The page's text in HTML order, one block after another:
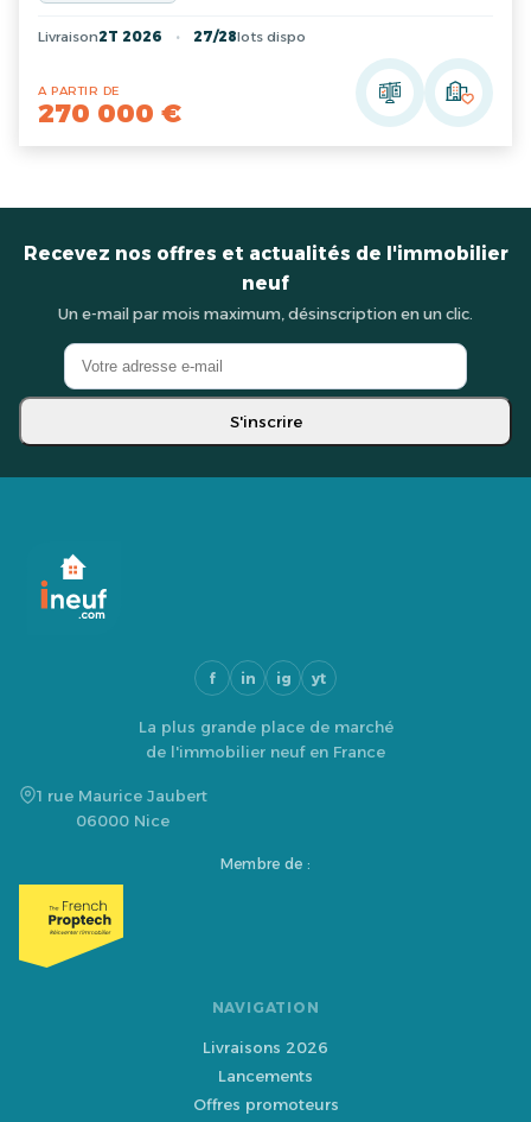
Livraison2T 2026 27/28lots dispo
A PARTIR DE
270 000 €
Recevez nos offres et actualités de l'immobilier
neuf
Un e-mail par mois maximum, désinscription en un clic.
S'inscrire
f in ig yt
La plus grande place de marché
de l'immobilier neuf en France
1 rue Maurice Jaubert
06000 Nice
Membre de :
NAVIGATION
Livraisons 2026
Lancements
Offres promoteurs